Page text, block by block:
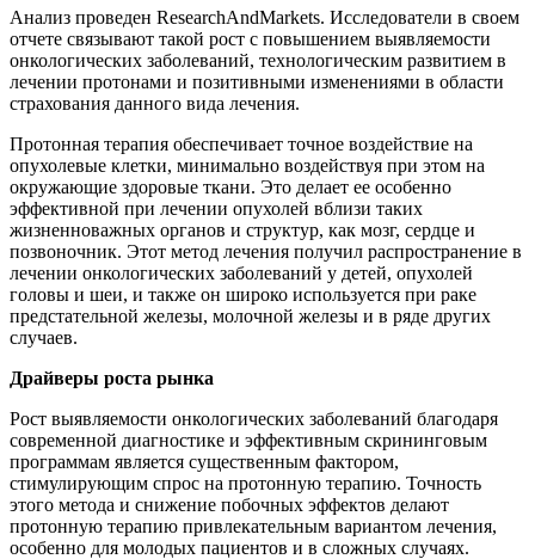
Анализ проведен ResearchAndMarkets. Исследователи в своем
отчете связывают такой рост с повышением выявляемости
онкологических заболеваний, технологическим развитием в
лечении протонами и позитивными изменениями в области
страхования данного вида лечения.
Протонная терапия обеспечивает точное воздействие на
опухолевые клетки, минимально воздействуя при этом на
окружающие здоровые ткани. Это делает ее особенно
эффективной при лечении опухолей вблизи таких
жизненноважных органов и структур, как мозг, сердце и
позвоночник. Этот метод лечения получил распространение в
лечении онкологических заболеваний у детей, опухолей
головы и шеи, и также он широко используется при раке
предстательной железы, молочной железы и в ряде других
случаев.
Драйверы роста рынка
Рост выявляемости онкологических заболеваний благодаря
современной диагностике и эффективным скрининговым
программам является существенным фактором,
стимулирующим спрос на протонную терапию. Точность
этого метода и снижение побочных эффектов делают
протонную терапию привлекательным вариантом лечения,
особенно для молодых пациентов и в сложных случаях.